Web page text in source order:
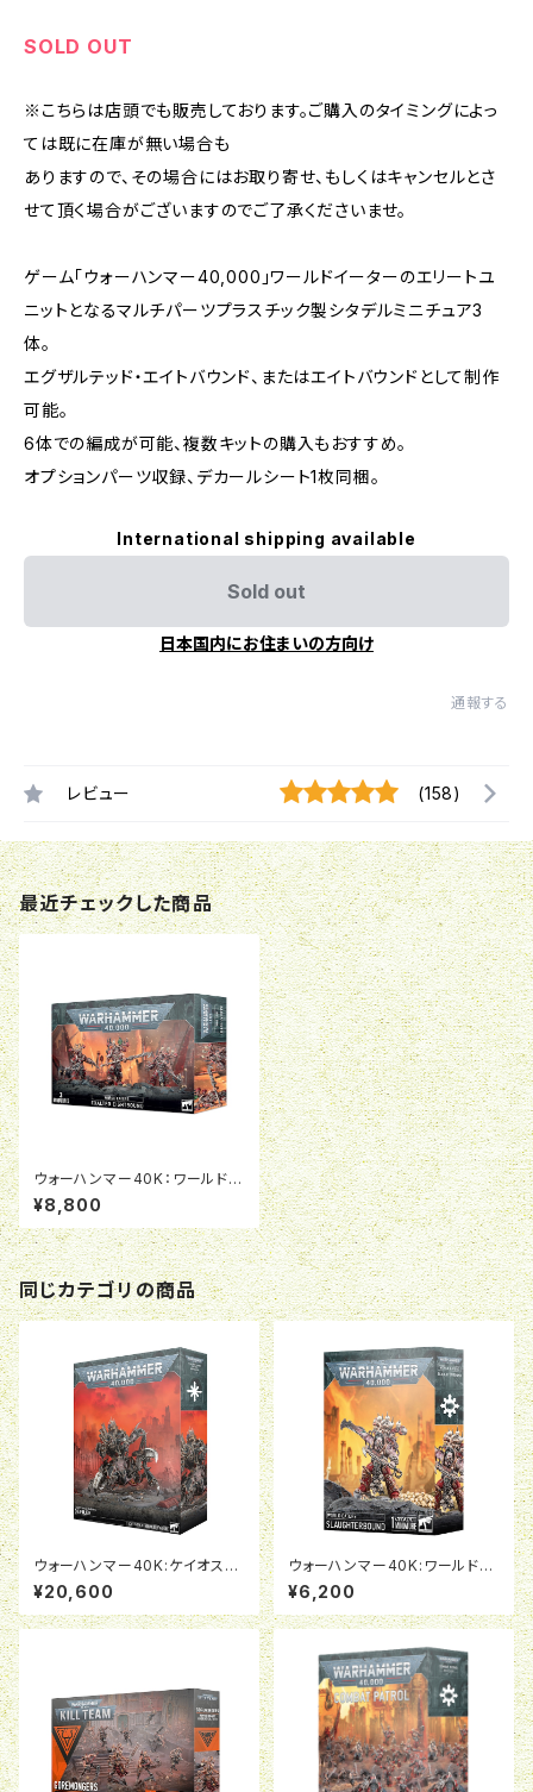
SOLD OUT
※こちらは店頭でも販売しております。ご購入のタイミングによっ
ては既に在庫が無い場合も
ありますので、その場合にはお取り寄せ、もしくはキャンセルとさ
せて頂く場合がございますのでご了承くださいませ。
ゲーム「ウォーハンマー40,000」ワールドイーターのエリートユ
ニットとなるマルチパーツプラスチック製シタデルミニチュア3
体。
エグザルテッド・エイトバウンド、またはエイトバウンドとして制作
可能。
6体での編成が可能、複数キットの購入もおすすめ。
オプションパーツ収録、デカールシート1枚同梱。
International shipping available
Sold out
日本国内にお住まいの方向け
通報する
レビュー (158)
最近チェックした商品
ウォーハンマー40K：ワールドイ
ーター:エグザルテッド・エイトバ
ウンド
¥8,800
同じカテゴリの商品
ウォーハンマー40K:ケイオス・
スペースマリーン：ディファイラ
ー
¥20,600
ウォーハンマー40K:ワールドイ
ーター:スローターバウンド
¥6,200